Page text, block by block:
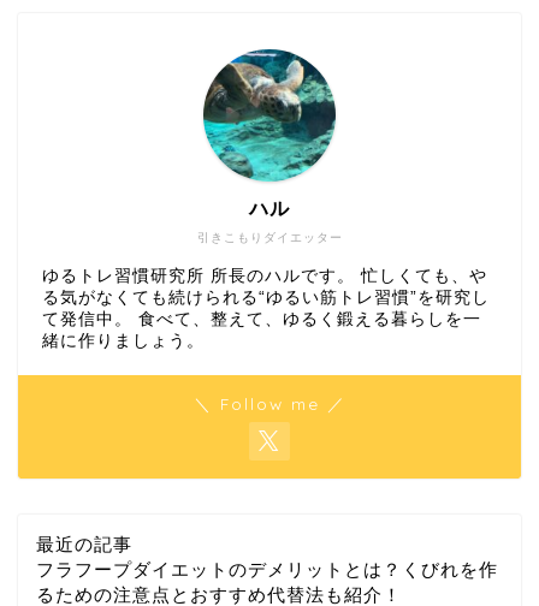
引きこもりダイエッター
ハル
ゆるトレ習慣研究所 所長のハルです。 忙しくても、や
る気がなくても続けられる“ゆるい筋トレ習慣”を研究し
て発信中。 食べて、整えて、ゆるく鍛える暮らしを一
緒に作りましょう。
＼ Follow me ／
最近の記事
フラフープダイエットのデメリットとは？くびれを作
るための注意点とおすすめ代替法も紹介！